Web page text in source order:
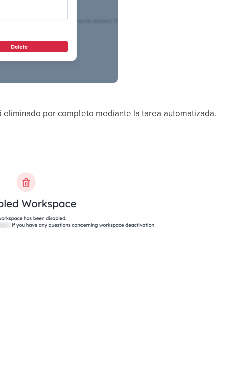
por completo mediante la tarea automatizada.